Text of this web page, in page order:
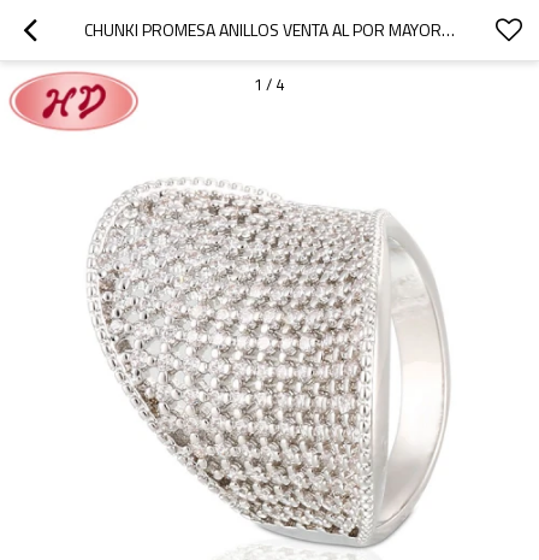
CHUNKI PROMESA ANILLOS VENTA AL POR MAYOR| EXAGERADO LATÓN CHAPADO EN ORO DE 18K LATÓN PAVIMENTADO CON RODIO ZIRCONIA CÚBICA| EMPRESA DE FABRICACIÓN DE ANILLOS EXPORTACIÓN DE JOYAS PARA MUJERES
1 / 4